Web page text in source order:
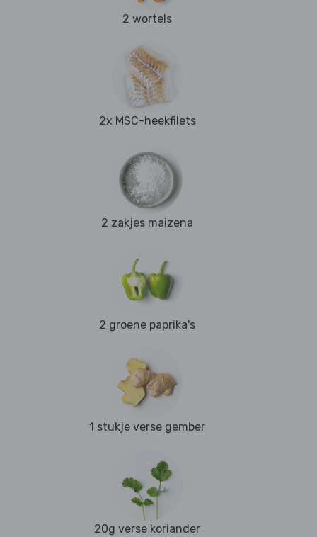
2 wortels
2x MSC-heekfilets
2 zakjes maizena
2 groene paprika's
1 stukje verse gember
20g verse koriander